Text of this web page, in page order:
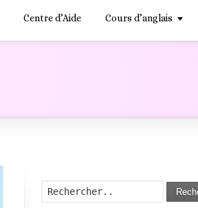
Centre d’Aide Cours d’anglais